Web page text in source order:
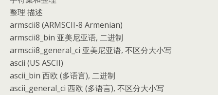
整理 描述
armscii8 (ARMSCII-8 Armenian)
armscii8_bin 亚美尼亚语, 二进制
armscii8_general_ci 亚美尼亚语, 不区分大小写
ascii (US ASCII)
ascii_bin 西欧 (多语言), 二进制
ascii_general_ci 西欧 (多语言), 不区分大小写